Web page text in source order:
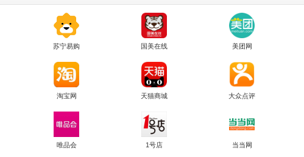
苏宁易购 国美在线 美团网
淘宝网 天猫商城 大众点评
唯品会 1号店 当当网